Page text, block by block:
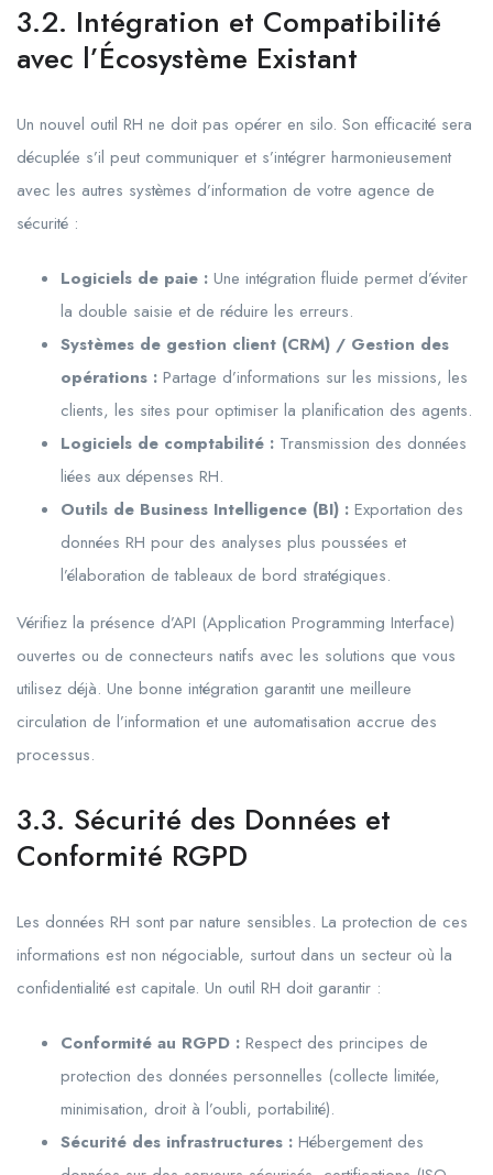
3.2. Intégration et Compatibilité
avec l’Écosystème Existant
Un nouvel outil RH ne doit pas opérer en silo. Son efficacité sera
décuplée s’il peut communiquer et s’intégrer harmonieusement
avec les autres systèmes d’information de votre agence de
sécurité :
Logiciels de paie : Une intégration fluide permet d’éviter
la double saisie et de réduire les erreurs.
Systèmes de gestion client (CRM) / Gestion des
opérations : Partage d’informations sur les missions, les
clients, les sites pour optimiser la planification des agents.
Logiciels de comptabilité : Transmission des données
liées aux dépenses RH.
Outils de Business Intelligence (BI) : Exportation des
données RH pour des analyses plus poussées et
l’élaboration de tableaux de bord stratégiques.
Vérifiez la présence d’API (Application Programming Interface)
ouvertes ou de connecteurs natifs avec les solutions que vous
utilisez déjà. Une bonne intégration garantit une meilleure
circulation de l’information et une automatisation accrue des
processus.
3.3. Sécurité des Données et
Conformité RGPD
Les données RH sont par nature sensibles. La protection de ces
informations est non négociable, surtout dans un secteur où la
confidentialité est capitale. Un outil RH doit garantir :
Conformité au RGPD : Respect des principes de
protection des données personnelles (collecte limitée,
minimisation, droit à l’oubli, portabilité).
Sécurité des infrastructures : Hébergement des